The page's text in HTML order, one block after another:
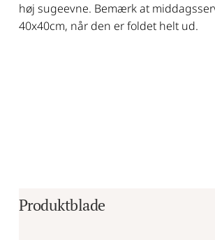
høj sugeevne. Bemærk at
40x40cm, når den er foldet helt ud.
Produktblade